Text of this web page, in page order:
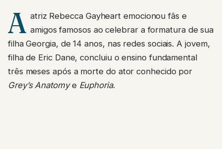
A atriz Rebecca Gayheart emocionou fãs e
amigos famosos ao celebrar a formatura de sua
filha Georgia, de 14 anos, nas redes sociais. A jovem,
filha de Eric Dane, concluiu o ensino fundamental
três meses após a morte do ator conhecido por
Grey’s Anatomye Euphoria.